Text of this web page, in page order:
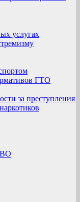
услугах
ГТО
за преступления